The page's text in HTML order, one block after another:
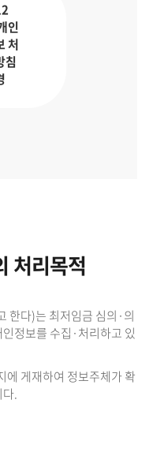
인
처
침
처리목적
한다)는 최저임금 심의·의
정보를 수집·처리하고 있
에 게재하여 정보주체가 확
.